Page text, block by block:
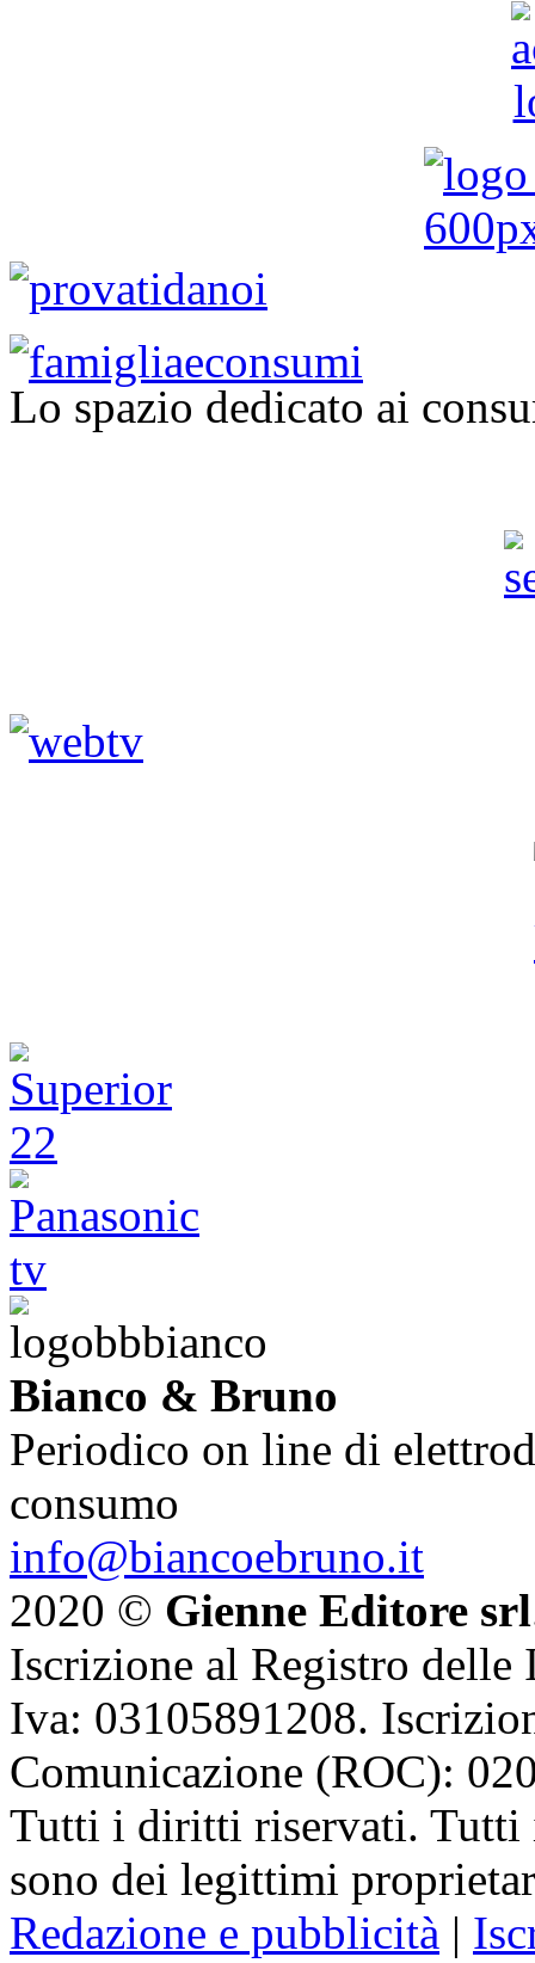
Lo spazio dedicato ai
Bianco & Bruno
Periodico on line di
consumo
info@biancoebruno.it
2020 © Gienne Editore srl
Iscrizione al Registro delle
Iva: 03105891208.
Comunicazione (ROC):
Tutti i diritti riservati. Tutti
sono dei legittimi
Redazione e pubblicità |